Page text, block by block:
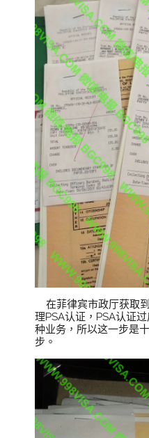
在菲律宾市政厅获取
理PSA认证，PSA认证
种业务，所以这一步是
步。